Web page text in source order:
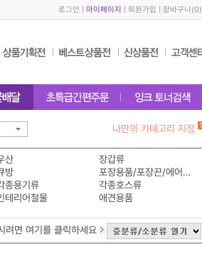
로그인 마이페이지 회원가입 장바구니 (0)
나만의 카테고리 지정
산
장갑류
방
포장용품/포장끈/에어쿠션
종용기류
각종호스류
테리어철물
애견용품
려면 여기를 클릭하세요